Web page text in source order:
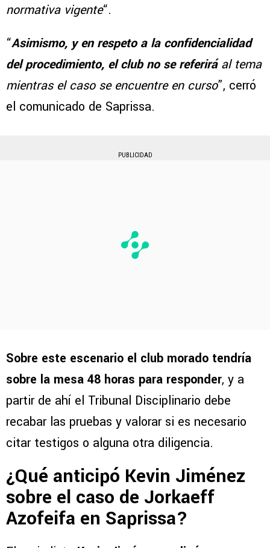
normativa vigente“.
“Asimismo, y en respeto a la confidencialidad
del procedimiento, el club no se referiráal tema
mientras el caso se encuentre en curso”, cerró
el comunicado de Saprissa.
PUBLICIDAD
Sobre este escenario el club morado tendría
sobre la mesa 48 horas para responder, y a
partir de ahí el Tribunal Disciplinario debe
recabar las pruebas y valorar si es necesario
citar testigos o alguna otra diligencia.
¿Qué anticipó Kevin Jiménez
sobre el caso de Jorkaeff
Azofeifa en Saprissa?